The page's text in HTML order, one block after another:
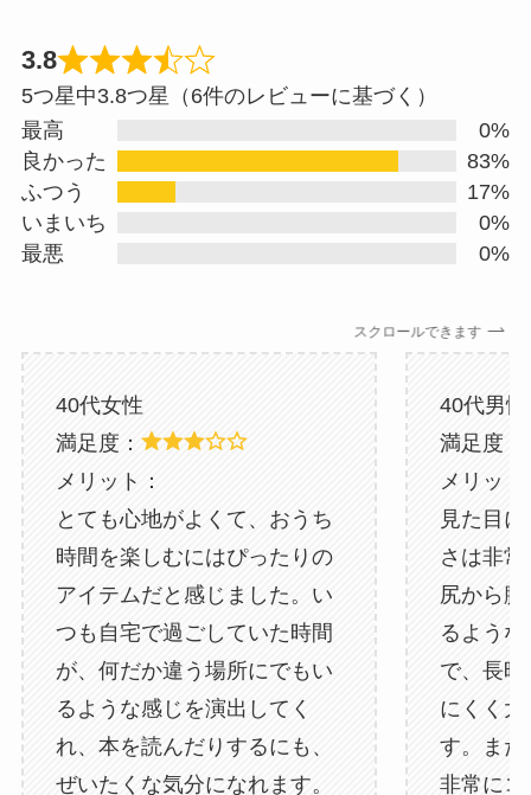
3.8
Rated
out
5つ星中3.8つ星（6件のレビューに基づく）
最高
0%
良かった
83%
ふつう
17%
いまいち
0%
最悪
0%
スクロールできます
40代女性
満足度：
メリット：
とても心地がよくて、おうち
時間を楽しむにはぴったりの
アイテムだと感じました。い
つも自宅で過ごしていた時間
が、何だか違う場所にでもい
るような感じを演出してく
れ、本を読んだりするにも、
ぜいたくな気分になれます。
40代男性
満足度：
メリット
見た目
さは非
尻から
るよう
で、長
にくく
す。また
非常にコ